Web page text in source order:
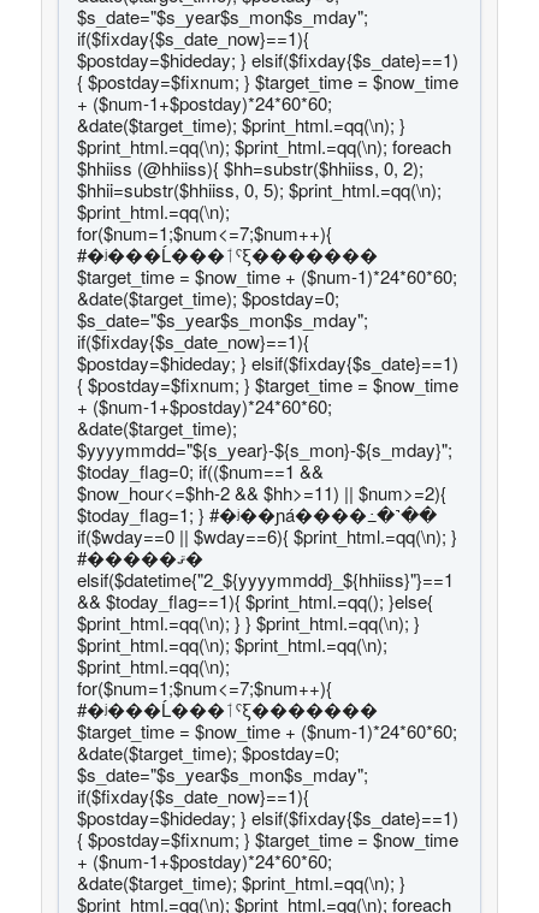
$s_date="$s_year$s_mon$s_mday";
if($fixday{$s_date_now}==1){
$postday=$hideday; } elsif($fixday{$s_date}==1)
{ $postday=$fixnum; } $target_time = $now_time
+ ($num-1+$postday)*24*60*60;
&date($target_time); $print_html.=qq(\n); }
$print_html.=qq(\n); $print_html.=qq(\n); foreach
$hhiiss (@hhiiss){ $hh=substr($hhiiss, 0, 2);
$hhii=substr($hhiiss, 0, 5); $print_html.=qq(\n);
$print_html.=qq(\n);
for($num=1;$num<=7;$num++){
#�ʲ���Ĺ���ٲˤξ�������
$target_time = $now_time + ($num-1)*24*60*60;
&date($target_time); $postday=0;
$s_date="$s_year$s_mon$s_mday";
if($fixday{$s_date_now}==1){
$postday=$hideday; } elsif($fixday{$s_date}==1)
{ $postday=$fixnum; } $target_time = $now_time
+ ($num-1+$postday)*24*60*60;
&date($target_time);
$yyyymmdd="${s_year}-${s_mon}-${s_mday}";
$today_flag=0; if(($num==1 &&
$now_hour<=$hh-2 && $hh>=11) || $num>=2){
$today_flag=1; } #�ʲ��ɲá����߸�˺��
if($wday==0 || $wday==6){ $print_html.=qq(\n); }
#�����ޤ�
elsif($datetime{"2_${yyyymmdd}_${hhiiss}"}==1
&& $today_flag==1){ $print_html.=qq(); }else{
$print_html.=qq(\n); } } $print_html.=qq(\n); }
$print_html.=qq(\n); $print_html.=qq(\n);
$print_html.=qq(\n);
for($num=1;$num<=7;$num++){
#�ʲ���Ĺ���ٲˤξ�������
$target_time = $now_time + ($num-1)*24*60*60;
&date($target_time); $postday=0;
$s_date="$s_year$s_mon$s_mday";
if($fixday{$s_date_now}==1){
$postday=$hideday; } elsif($fixday{$s_date}==1)
{ $postday=$fixnum; } $target_time = $now_time
+ ($num-1+$postday)*24*60*60;
&date($target_time); $print_html.=qq(\n); }
$print_html.=qq(\n); $print_html.=qq(\n); foreach